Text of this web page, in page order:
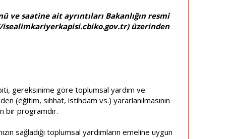
ve saatine ait ayrıntıları Bakanlığın resmi
) üzerinden
gereksinime göre toplumsal yardım ve
(eğitim, sıhhat, istihdam vs.) yararlanılmasının
bir programdır.
sağladığı toplumsal yardımların emeline uygun